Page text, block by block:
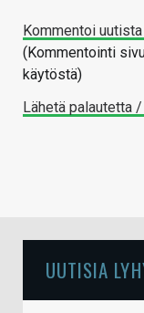
Kommentoi
(Kommentointi
käytöstä)
Lähetä palautetta
UUTISIA